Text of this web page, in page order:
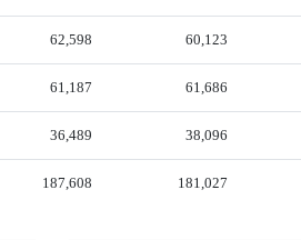
62,598 60,123
61,187 61,686
36,489 38,096
187,608 181,027